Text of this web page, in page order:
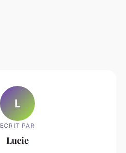
L
ECRIT PAR
Lucie